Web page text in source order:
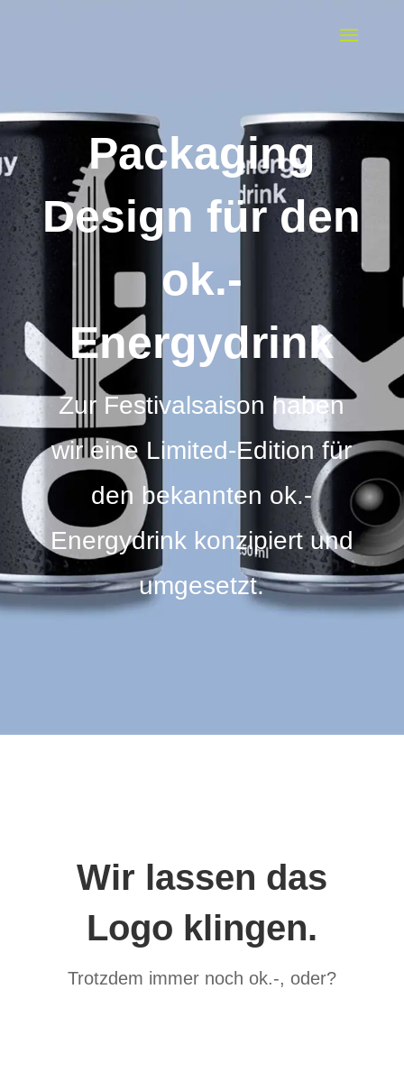
Packaging
Design für den
ok.-
Energydrink
Zur Festivalsaison haben
wir eine Limited-Edition für
den bekannten ok.-
Energydrink konzipiert und
umgesetzt.
Wir lassen das
Logo klingen.
Trotzdem immer noch ok.-, oder?